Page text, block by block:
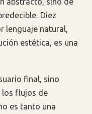
Diez
lenguaje natural,
estética, es una
final, sino
los flujos de
es tanto una